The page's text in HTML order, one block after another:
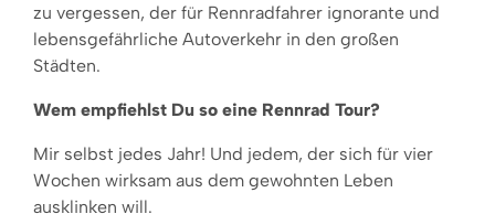
zu vergessen, der für Rennradfahrer ignorante und
lebensgefährliche Autoverkehr in den großen
Städten.
Wem empfiehlst Du so eine Rennrad Tour?
Mir selbst jedes Jahr! Und jedem, der sich für vier
Wochen wirksam aus dem gewohnten Leben
ausklinken will.